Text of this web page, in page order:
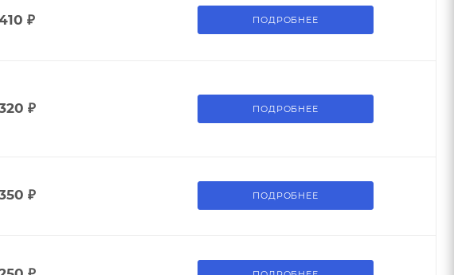
₽ ПОДРОБНЕЕ
₽ ПОДРОБНЕЕ
₽ ПОДРОБНЕЕ